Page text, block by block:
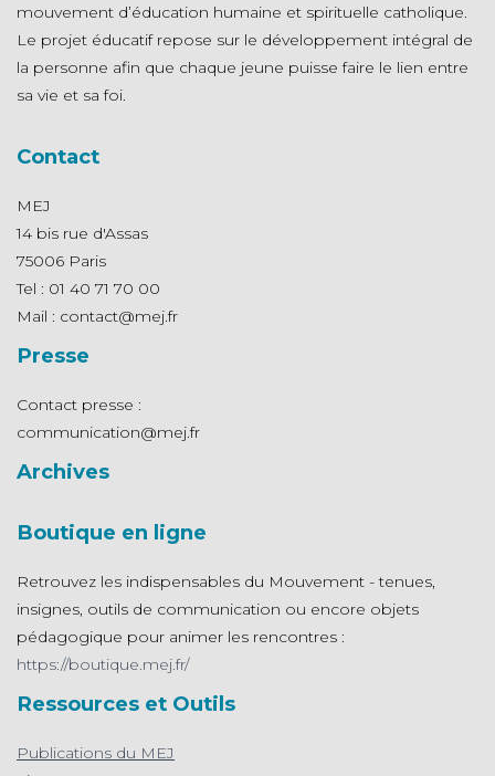
mouvement d’éducation humaine et spirituelle catholique.
Le projet éducatif repose sur le développement intégral de
la personne afin que chaque jeune puisse faire le lien entre
sa vie et sa foi.
Contact
MEJ
14 bis rue d'Assas
75006 Paris
Tel : 01 40 71 70 00
Mail : contact@mej.fr
Presse
Contact presse :
communication@mej.fr
Archives
Boutique en ligne
Retrouvez les indispensables du Mouvement - tenues,
insignes, outils de communication ou encore objets
pédagogique pour animer les rencontres :
https://boutique.mej.fr/
Ressources et Outils
Publications du MEJ